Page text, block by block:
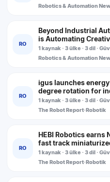
Robotics & Automation
RO
Beyond Industrial
is Automating
Brands
1 kaynak · 3 ülke · 3 dil ·
Robotics & Automation
RO
igus launches
degree rotation for
1 kaynak · 3 ülke · 3 dil ·
The Robot Report·Robotik
RO
HEBI Robotics earns
fast track
1 kaynak · 3 ülke · 3 dil ·
The Robot Report·Robotik